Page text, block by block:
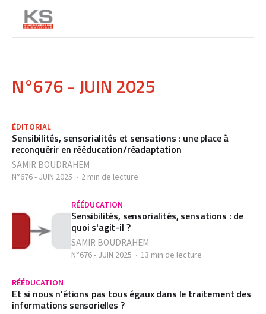
N°676 - JUIN 2025
ÉDITORIAL
Sensibilités, sensorialités et sensations : une place à
reconquérir en rééducation/réadaptation
SAMIR BOUDRAHEM
N°676 - JUIN 2025 2 min de lecture
RÉÉDUCATION
Sensibilités, sensorialités, sensations : de
quoi s'agit-il ?
SAMIR BOUDRAHEM
N°676 - JUIN 2025 13 min de lecture
RÉÉDUCATION
Et si nous n'étions pas tous égaux dans le traitement des
informations sensorielles ?